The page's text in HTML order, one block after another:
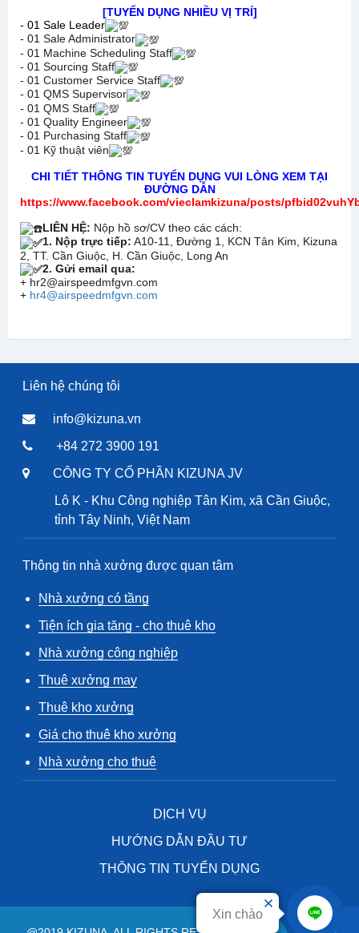
Xin chào
[TUYỂN DỤNG NHIỀU VỊ TRÍ]
- 01 Sale Leader
- 01 Sale Administrator
- 01 Machine Scheduling Staff
- 01 Sourcing Staff
- 01 Customer Service Staff
- 01 QMS Supervisor
- 01 QMS Staff
- 01 Quality Engineer
- 01 Purchasing Staff
- 01 Kỹ thuật viên
CHI TIẾT THÔNG TIN TUYỂN DỤNG VUI LÒNG XEM TẠI
ĐƯỜNG DẪN
https://www.facebook.com/vieclamkizuna/posts/
LIÊN HỆ: Nộp hồ sơ/CV theo các cách:
1. Nộp trực tiếp: A10-11, Đường 1, KCN Tân Kim, Kizuna
2, TT. Cần Giuộc, H. Cần Giuộc, Long An
2. Gửi email qua:
+ hr2@airspeedmfgvn.com
+ hr4@airspeedmfgvn.com
Liên hệ chúng tôi
info@kizuna.vn
+84 272 3900 191
CÔNG TY CỔ PHẦN KIZUNA JV
Lô K - Khu Công nghiệp Tân Kim, xã Cần Giuộc,
tỉnh Tây Ninh, Việt Nam
Thông tin nhà xưởng được quan tâm
Nhà xưởng có tầng
Tiện ích gia tăng - cho thuê kho
Nhà xưởng công nghiệp
Thuê xưởng may
Thuê kho xưởng
Giá cho thuê kho xưởng
Nhà xưởng cho thuê
DỊCH VỤ
HƯỚNG DẪN ĐẦU TƯ
THÔNG TIN TUYỂN DỤNG